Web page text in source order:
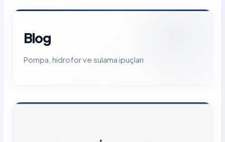
Blog
Pompa, hidrofor ve sulama ipuçları